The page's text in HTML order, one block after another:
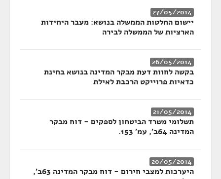
27/05/2014
יישום החלטות הממשלה בנושא: מעבר היחידות
הארציות של הממשלה לבירה
26/05/2014
בקשה לחוות דעת מבקר המדינה בנושא בחינת
כדאיות פרוייקט הרכבת לאילת
21/05/2014
תשלומי משרד הביטחון לספקים - דוח מבקר
המדינה 64ב', עמ' 153.
20/05/2014
היערכות למצבי חירום - דוח מבקר המדינה 63ב',